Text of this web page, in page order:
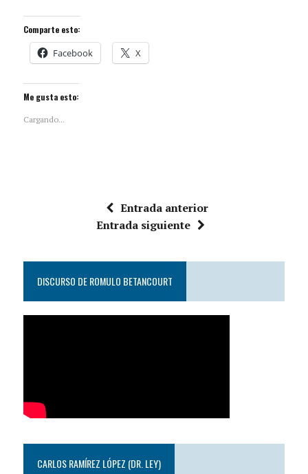
Comparte esto:
Facebook X
Me gusta esto:
Cargando...
Entrada anterior
Entrada siguiente
DISCURSO DE ROMULO BETANCOURT
CARLOS RAMÍREZ LÓPEZ (DR. LEY)